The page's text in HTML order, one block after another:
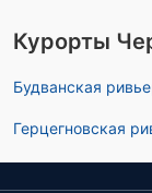
Курорты
Будванская
Герцегновская